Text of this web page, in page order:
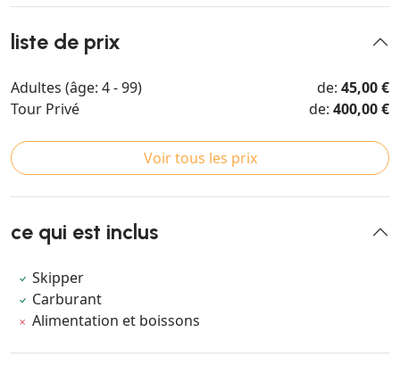
liste de prix
Adultes (âge: 4 - 99) de: 45,00 €
Tour Privé
de: 400,00 €
Voir tous les prix
ce qui est inclus
Skipper
Carburant
Alimentation et boissons